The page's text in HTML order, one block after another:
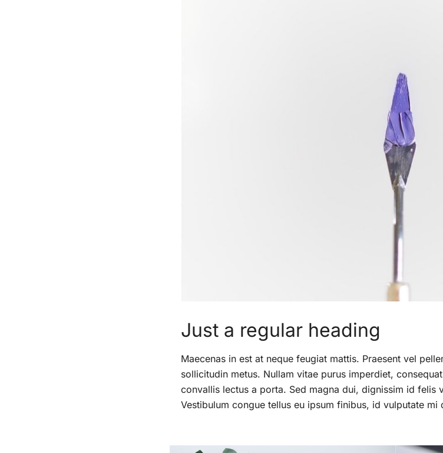
Just a regular heading
Maecenas in est at neque feugiat mattis. Praesent vel
sollicitudin metus. Nullam vitae purus imperdiet,
convallis lectus a porta. Sed magna dui, dignissim id felis
Vestibulum congue tellus eu ipsum finibus, id vulputate mi